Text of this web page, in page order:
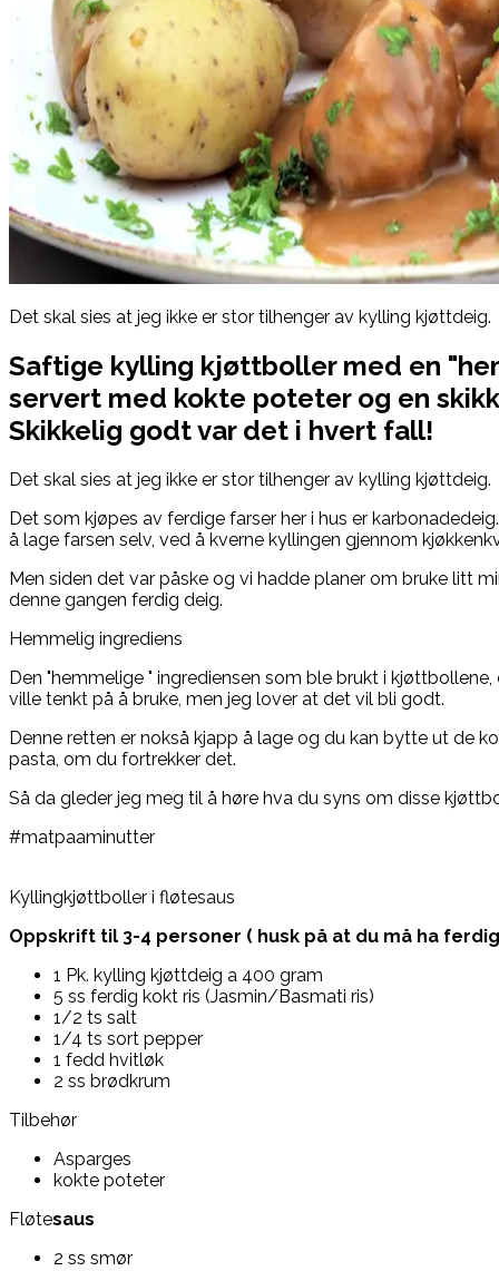
Det skal sies at jeg ikke er stor tilhenger av kylling kjøttdeig.
Saftige kylling kjøttboller med en
servert med kokte poteter og en
Skikkelig godt var det i hvert fall!
Det skal sies at jeg ikke er stor tilhenger av kylling kjøttdeig.
Det som kjøpes av ferdige farser her i hus er
å lage farsen selv, ved å kverne kyllingen gjennom
Men siden det var påske og vi hadde planer om bruke litt
denne gangen ferdig deig.
Hemmelig ingrediens
Den "hemmelige " ingrediensen som ble brukt i
ville tenkt på å bruke, men jeg lover at det vil bli godt.
Denne retten er nokså kjapp å lage og du kan bytte ut de
pasta, om du fortrekker det.
Så da gleder jeg meg til å høre hva du syns om disse
#matpaaminutter
Kyllingkjøttboller i fløtesaus
Oppskrift til 3-4 personer ( husk på at du må ha
1 Pk. kylling kjøttdeig a 400 gram
5 ss ferdig kokt ris (Jasmin/Basmati ris)
1/2 ts salt
1/4 ts sort pepper
1 fedd hvitløk
2 ss brødkrum
Tilbehør
Asparges
kokte poteter
Fløtesaus
2 ss smør